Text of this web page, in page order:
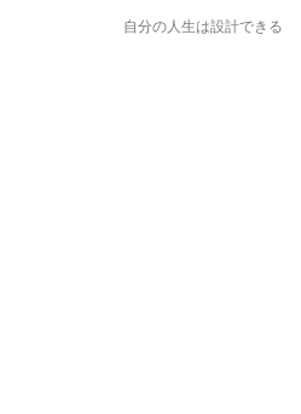
自分の人生は設計できる